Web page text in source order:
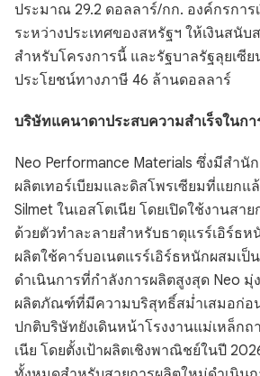
ประมาณ 29.2 ดอลลาร์/กก. องค์กรการ
ระหว่างประเทศของสหรัฐฯ ให้เงินสนั
สำหรับโครงการนี้ และรัฐบาลรัฐลุยเซี
ประโยชน์ทางภาษี 46 ล้านดอลลาร์
บริษัทแคนาดาประสบความสำเร็จในกา
Neo Performance Materials ซึ่งมีสำ
ผลิตเทอร์เบียมและดิสโพรเซียมที่แยกแ
Silmet ในเอสโตเนีย โดยเปิดใช้งานสา
ด้วยตัวทำละลายสำหรับธาตุแรร์เอิร์ธห
ผลิตใช้คาร์บอเนตแรร์เอิร์ธหนักผสมเป็
ดำเนินการที่กำลังการผลิตสูงสุด Neo มุ่
ผลิตภัณฑ์ที่มีความบริสุทธิ์สม่ำเสมอก่อ
ปกติบริษัทยังเดินหน้าโรงงานแม่เหล็กถ
เนีย โดยตั้งเป้าผลิตเชิงพาณิชย์ในปี